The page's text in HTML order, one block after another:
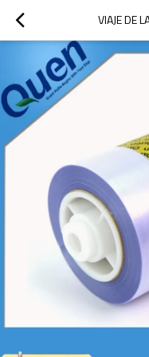
VIAJE DE